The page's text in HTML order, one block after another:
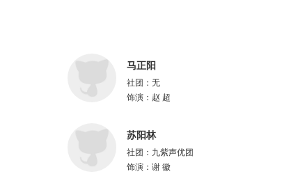
马正阳
社团： 无
饰演： 赵 超
苏阳林
社团： 九紫声优团
饰演： 谢 徽